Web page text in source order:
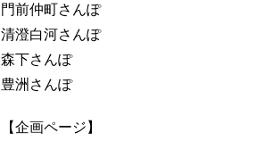
門前仲町さんぽ
清澄白河さんぽ
森下さんぽ
豊洲さんぽ
【企画ページ】